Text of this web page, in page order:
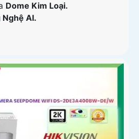
Dome Kim Loại.
Nghệ AI.